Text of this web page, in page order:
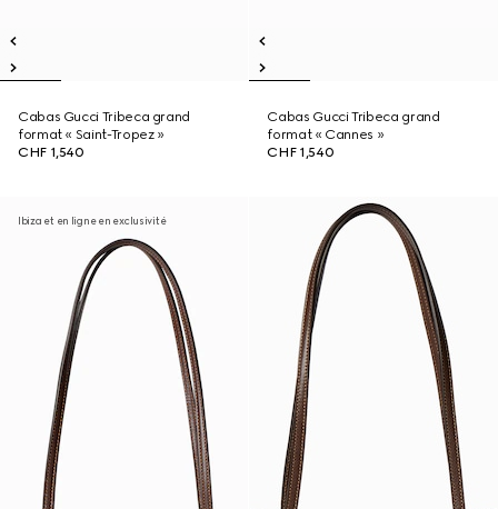
Cabas Gucci Tribeca grand
format « Saint-Tropez »
CHF 1,540
Cabas Gucci Tribeca grand
format « Cannes »
CHF 1,540
Ibiza et en ligne en exclusivité